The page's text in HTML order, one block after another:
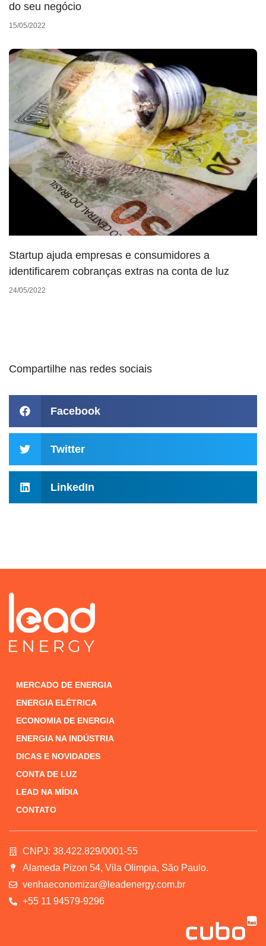
do seu negócio
15/05/2022
Startup ajuda empresas e consumidores a
identificarem cobranças extras na conta de luz
24/05/2022
Compartilhe nas redes sociais
Facebook
Twitter
LinkedIn
MERCADO DE ENERGIA
ENERGIA ELÉTRICA
ECONOMIA DE ENERGIA
ENERGIA NA INDÚSTRIA
DICAS E NOVIDADES
CONTA DE LUZ
LEAD NA MÍDIA
CONTATO
CNPJ: 38.422.829/0001-55
Alameda Pizon 54, Vila Olimpia, São Paulo.
venhaeconomizar@leadenergy.com.br
+55 11 94579-9296